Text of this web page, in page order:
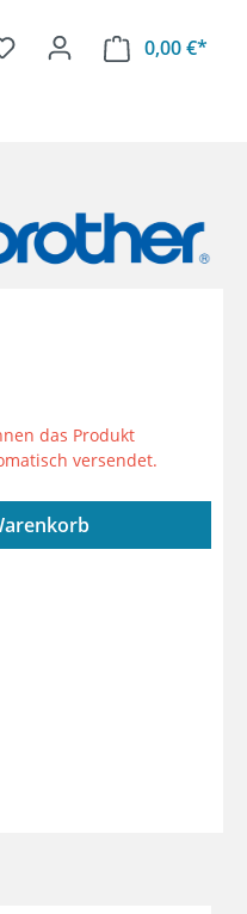
0,00 €*
das Produkt
versendet.
Wert